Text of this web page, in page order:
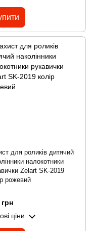
для роликів дитячий
налокотники
Zelart SK-2019
рожевий
ціни